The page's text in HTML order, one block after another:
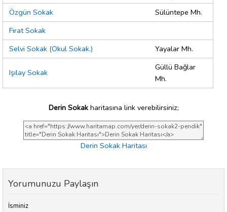
Özgün Sokak
Sülüntepe Mh.
Fırat Sokak
Selvi Sokak (Okul Sokak.)
Yayalar Mh.
Işılay Sokak
Güllü Bağlar
Mh.
Derin Sokakharitasına link verebilirsiniz;
Derin Sokak Haritası
Yorumunuzu Paylaşın
İsminiz